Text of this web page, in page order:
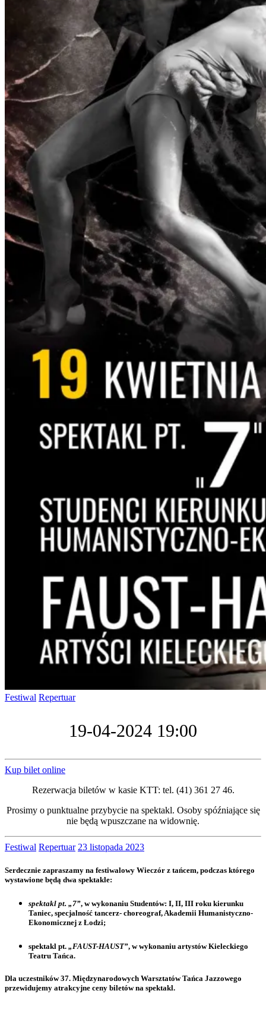
Festiwal Repertuar
19-04-2024 19:00
Kup bilet online
Rezerwacja biletów w kasie KTT: tel. (41) 361 27 46.
Prosimy o punktualne przybycie na spektakl. Osoby spóźniające się
nie będą wpuszczane na widownię.
Festiwal Repertuar 23 listopada 2023
Serdecznie zapraszamy na festiwalowy Wieczór z tańcem, podczas którego
wystawione będą dwa spektakle:
spektakl pt. „7”, w wykonaniu Studentów: I, II, III roku kierunku
Taniec, specjalność tancerz- choreograf, Akademii Humanistyczno-
Ekonomicznej z Łodzi;
spektakl pt. „FAUST-HAUST”, w wykonaniu artystów Kieleckiego
Teatru Tańca.
Dla uczestników 37. Międzynarodowych Warsztatów Tańca Jazzowego
przewidujemy atrakcyjne ceny biletów na spektakl.